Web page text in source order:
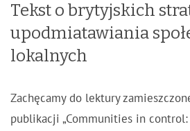
Tekst o brytyjskich
upodmiatawiania
lokalnych
Zachęcamy do lektury
publikacji „Communities in